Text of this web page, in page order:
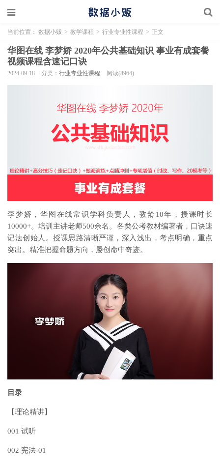
当前位置： 数据小贩 > 教学课程 > 行业专业性课程 > 正文
华图在线 李梦娇 2020年公共基础知识 事业有成套餐
视频课程含速记口诀
2024-09-18 分类： 行业专业性课程 阅读(8964)
李梦娇，华图在线常识学科负责人，教龄10年，授课时长
10000+。培训主讲老师500余名。各类公考教材编著者，口诀速
记法创始人。授课思路清晰严谨，深入浅出，考点明确，重点
突出。精准把握命题方向，屡创命中奇迹。
目录
【理论精讲】
001 试听
002 宪法-01